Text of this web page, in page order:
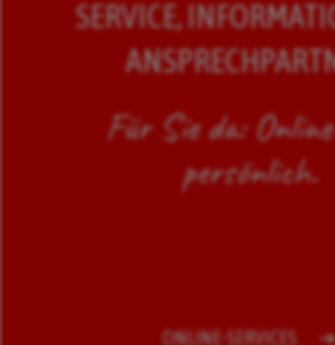
SERVICE,
Für Sie da:
persönlich.
ONLINE-SERVICES